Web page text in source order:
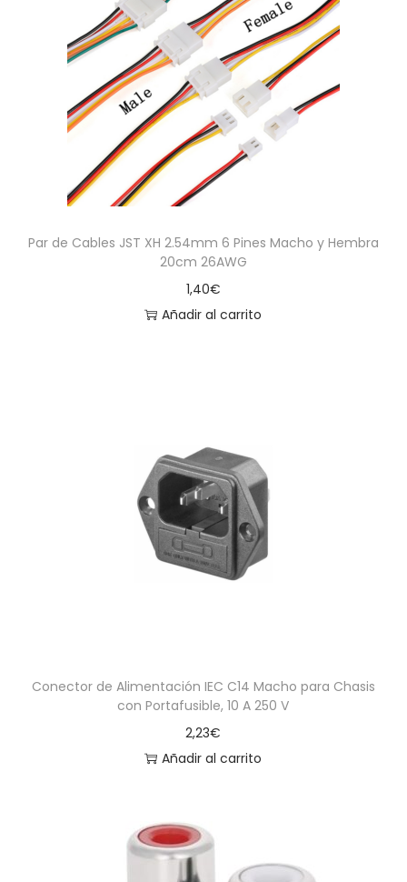
a
c
i
ó
i
d
o
Par de Cables JST XH 2.54mm 6 Pines Macho y Hembra
20cm 26AWG
1,40€
Añadir al carrito
Conector de Alimentación IEC C14 Macho para Chasis
con Portafusible, 10 A 250 V
2,23€
Añadir al carrito